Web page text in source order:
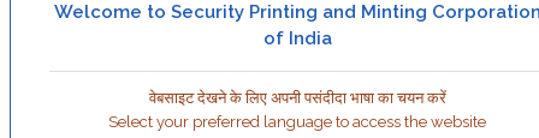
Welcome to Security Printing and Minting
of India
वेबसाइट देखने के लिए अपनी पसंदीदा भाषा का चयन करें
Select your preferred language to access the website